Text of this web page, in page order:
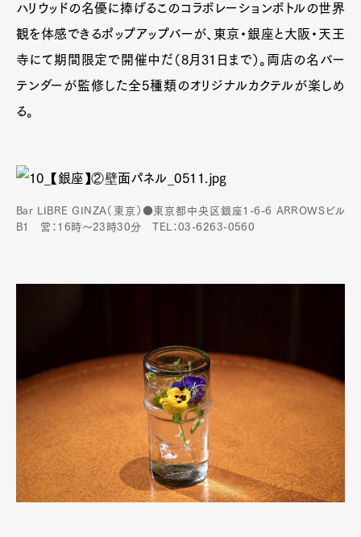
ハリウッドの名優に捧げるこのコラボレーションボトルの世界
観を体感できるポップアップバーが、東京・銀座と大阪・天王
寺にて期間限定で開催中だ（8月31日まで）。両店の名バー
テンダーが監修した全5種類のオリジナルカクテルが楽しめ
る。
Bar LIBRE GINZA（東京）●東京都中央区銀座1-6-6 ARROWSビル
B1 営：16時～23時30分 TEL：03-6263-0560